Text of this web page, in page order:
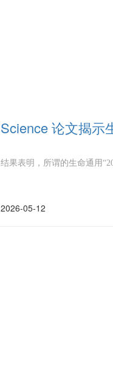
Science 论文揭示
结果表明，所谓的生命通用
2026-05-12